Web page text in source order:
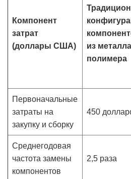
Компонент
затрат
(доллары США)
из
полимера
Первоначальные
затраты на
закупку и сборку
450
Среднегодовая
частота замены
компонентов
2,5 раза